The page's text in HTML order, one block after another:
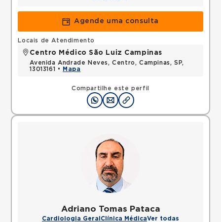
Agende uma consulta
Compartilhe este perfil
Locais de Atendimento
Centro Médico São Luiz Campinas
Avenida Andrade Neves, Centro, Campinas, SP,
13013161 •
Mapa
Adriano Tomas Pataca
Cardiologia Geral Clínica MédicaVer todas